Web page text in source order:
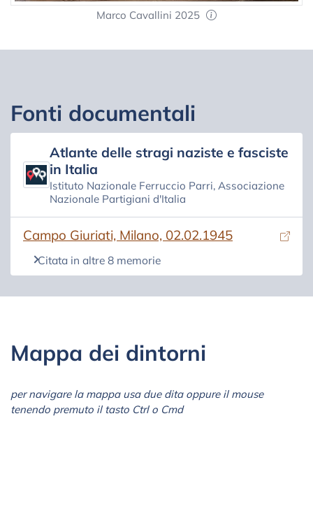
Marco Cavallini 2025
Fonti documentali
Atlante delle stragi naziste e fasciste
in Italia
Istituto Nazionale Ferruccio Parri, Associazione
Nazionale Partigiani d'Italia
Campo Giuriati, Milano, 02.02.1945
(si apre in una nuova scheda)
Citata in altre 8 memorie
Mappa dei dintorni
per navigare la mappa usa due dita oppure il mouse
tenendo premuto il tasto Ctrl o Cmd